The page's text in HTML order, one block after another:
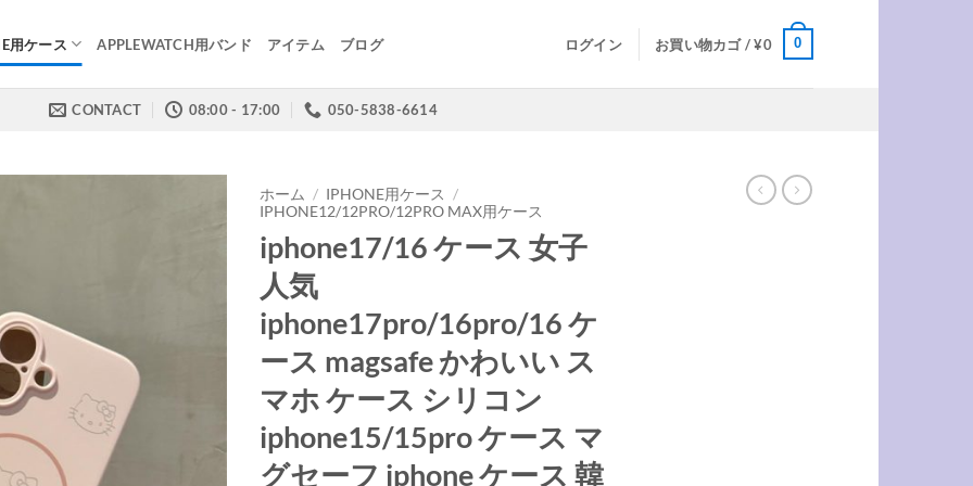
用ケース APPLEWATCH用バンド アイテム ブログ ログイン お買い物カゴ /¥0 0
CONTACT 08:00 - 17:00 050-5838-6614
ホーム / IPHONE用ケース
/
IPHONE12/12PRO/12PRO MAX用ケース
iphone17/16 ケース 女子
人気
iphone17pro/16pro/16 ケ
ース magsafe かわいい ス
マホ ケース シリコン
iphone15/15pro ケース マ
グセーフ iphone ケース 韓